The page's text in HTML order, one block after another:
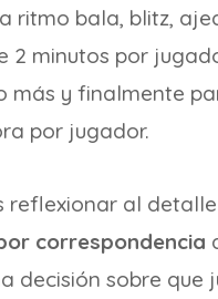
ritmo bala, blitz,
2 minutos por
más y finalmente
por jugador.
reflexionar al
correspondencia
decisión sobre que